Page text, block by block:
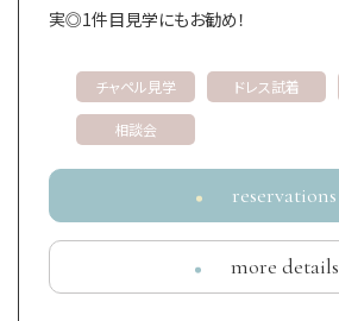
実◎1件目見学にもお勧め！
チャペル見学 ドレス試着
相談会
reservations
more details